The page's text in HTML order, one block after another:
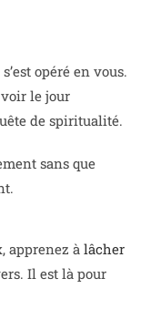
opéré en vous.
le jour
de spiritualité.
sans que
apprenez àlâcher
Il est là pour